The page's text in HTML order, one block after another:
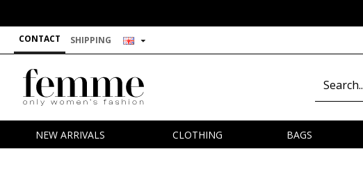
CONTACT SHIPPING
NEW ARRIVALS CLOTHING BAGS